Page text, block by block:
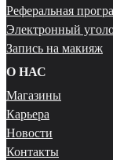
Реферальная
Электронный
Запись на макияж
О НАС
Магазины
Карьера
Новости
Контакты